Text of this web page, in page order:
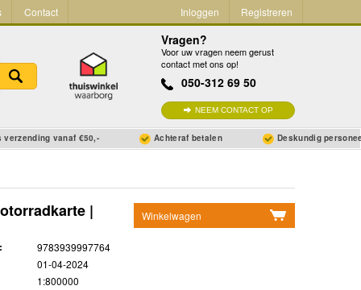
Contact Inloggen Registreren
Vragen?
Voor uw vragen neem gerust
contact met ons op!
050-312 69 50
NEEM CONTACT OP
vanaf €50,- Achteraf betalen Deskundig
Winkelwagen
|
9783939997764
01-04-2024
1:800000